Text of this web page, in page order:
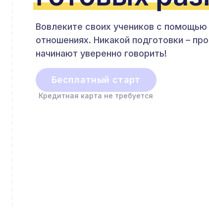
Вовлеките своих учеников с помощью
отношениях. Никакой подготовки –
начинают уверенно говорить!
Бесплатный старт
Кредитная карта не требуется